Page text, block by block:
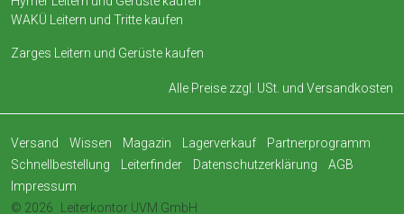
WAKÜ Leitern und Tritte kaufen
Zarges Leitern und Gerüste kaufen
Alle Preise zzgl. USt. und Versandkosten
Versand Wissen Magazin Lagerverkauf
Partnerprogramm
Schnellbestellung
Leiterfinder Datenschutzerklärung
AGB
Impressum
© 2026
Leiterkontor UVM GmbH